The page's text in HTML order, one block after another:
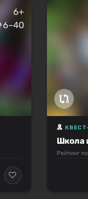
6+
6–40
Школа
Рейтинг